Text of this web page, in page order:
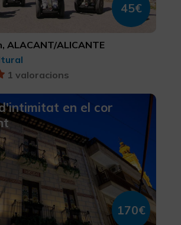
45€
ALACANT/ALICANTE
1 valoracions
en el cor
170€